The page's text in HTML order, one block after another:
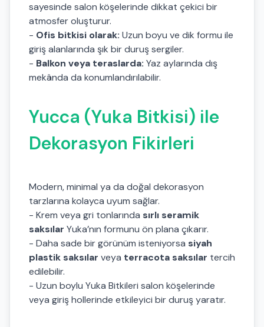
sayesinde salon köşelerinde dikkat çekici bir
atmosfer oluşturur.
- Ofis bitkisi olarak: Uzun boyu ve dik formu ile
giriş alanlarında şık bir duruş sergiler.
- Balkon veya teraslarda: Yaz aylarında dış
mekânda da konumlandırılabilir.
Yucca (Yuka Bitkisi) ile
Dekorasyon Fikirleri
Modern, minimal ya da doğal dekorasyon
tarzlarına kolayca uyum sağlar.
- Krem veya gri tonlarında sırlı seramik
saksılar Yuka’nın formunu ön plana çıkarır.
- Daha sade bir görünüm isteniyorsa siyah
plastik saksılar veya terracota saksılar tercih
edilebilir.
- Uzun boylu Yuka Bitkileri salon köşelerinde
veya giriş hollerinde etkileyici bir duruş yaratır.